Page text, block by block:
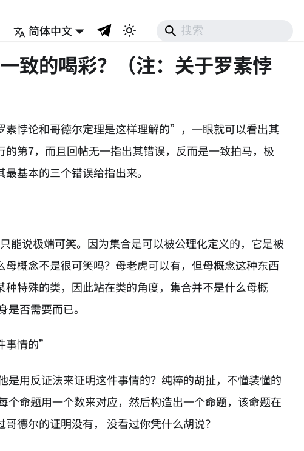
简体中文
致的喝彩？（注：关于罗素悖
悖论和哥德尔定理是这样理解的”，一眼就可以看出其
第7，而且回帖无一指出其错误，反而是一致拍马，极
基本的三个错误给指出来。
能说极端可笑。因为集合是可以被公理化定义的，它是被
概念不是很可笑吗？母老虎可以有，但母概念这种东西
特殊的类，因此站在类的角度，集合并不是什么母概
否需要而已。
事情的”
用反证法来证明这件事情的？纯粹的胡扯，不懂装懂的
命题用一个数来对应，然后构造出一个命题，该命题在
德尔的证明没有， 没看过你凭什么胡说？